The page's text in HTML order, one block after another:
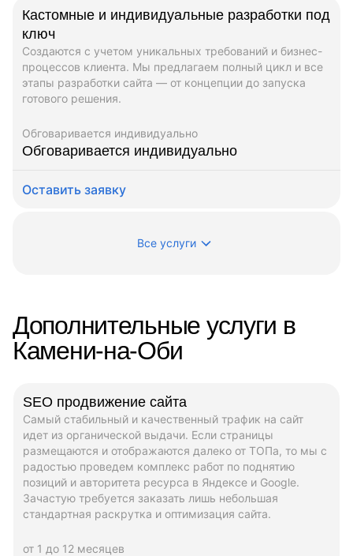
Кастомные и индивидуальные разработки под
ключ
Создаются с учетом уникальных требований и бизнес-
процессов клиента. Мы предлагаем полный цикл и все
этапы разработки сайта — от концепции до запуска
готового решения.
Обговаривается индивидуально
Обговаривается индивидуально
Оставить заявку
Все услуги
Дополнительные услуги в
Камени-на-Оби
SEO продвижение сайта
Самый стабильный и качественный трафик на сайт
идет из органической выдачи. Если страницы
размещаются и отображаются далеко от ТОПа, то мы с
радостью проведем комплекс работ по поднятию
позиций и авторитета ресурса в Яндексе и Google.
Зачастую требуется заказать лишь небольшая
стандартная раскрутка и оптимизация сайта.
от 1 до 12 месяцев